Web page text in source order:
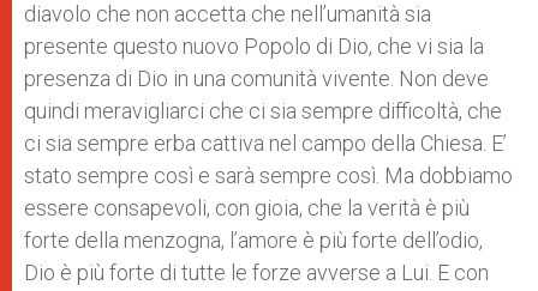
diavolo che non accetta che nell’umanità sia
presente questo nuovo Popolo di Dio, che vi sia la
presenza di Dio in una comunità vivente. Non deve
quindi meravigliarci che ci sia sempre difficoltà, che
ci sia sempre erba cattiva nel campo della Chiesa. E’
stato sempre così e sarà sempre così. Ma dobbiamo
essere consapevoli, con gioia, che la verità è più
forte della menzogna, l’amore è più forte dell’odio,
Dio è più forte di tutte le forze avverse a Lui. E con